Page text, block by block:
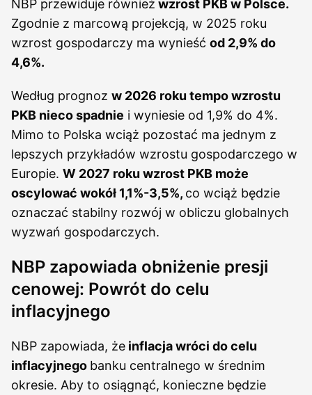
NBP przewiduje również wzrost PKB w Polsce.
Zgodnie z marcową projekcją, w 2025 roku
wzrost gospodarczy ma wynieść od 2,9% do
4,6%.
Według prognoz w 2026 roku tempo wzrostu
PKB nieco spadnie i wyniesie od 1,9% do 4%.
Mimo to Polska wciąż pozostać ma jednym z
lepszych przykładów wzrostu gospodarczego w
Europie. W 2027 roku wzrost PKB może
oscylować wokół 1,1%-3,5%, co wciąż będzie
oznaczać stabilny rozwój w obliczu globalnych
wyzwań gospodarczych.
NBP zapowiada obniżenie presji
cenowej: Powrót do celu
inflacyjnego
NBP zapowiada, że inflacja wróci do celu
inflacyjnego banku centralnego w średnim
okresie. Aby to osiągnąć, konieczne będzie